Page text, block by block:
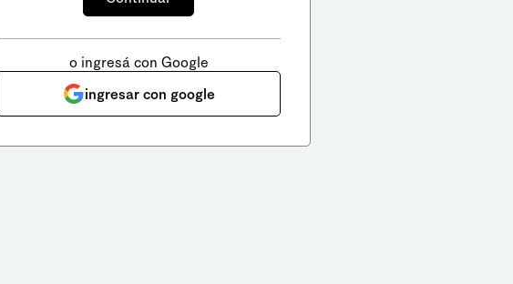
o ingresá con Google
ingresar con google